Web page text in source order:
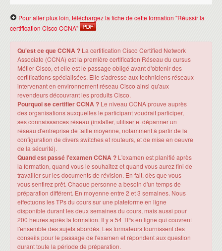
Pour aller plus loin, téléchargez la fiche de cette formation "Réussir la
certification Cisco CCNA"
Qu'est ce que CCNA ? La certification Cisco Certified Network
Associate (CCNA) est la première certification Réseau du cursus
Métier Cisco, et elle est le passage obligé avant d'obtenir des
certifications spécialisées. Elle s'adresse aux techniciens réseaux
intervenant en environnement réseau Cisco ainsi qu'aux
revendeurs découvrant les produits Cisco.
Pourquoi se certifier CCNA ? Le niveau CCNA prouve auprès
des organisations auxquelles le participant voudrait participer,
ses connaissances réseau (installer, utiliser et dépanner un
réseau d'entreprise de taille moyenne, notamment à partir de la
configuration de divers switches et routeurs, et de mise en oeuvre
de la sécurité).
Quand est passé l'examen CCNA ? L'examen est planifié après
la formation, quand vous le souhaitez et quand vous aurez fini de
travailler sur les documents de révision. En fait, dès que vous
vous sentirez prêt. Chaque personne a besoin d'un temps de
préparation différent. En moyenne entre 2 et 3 semaines. Nous
effectuons les TPs du cours sur une plateforme en ligne
disponible durant les deux semaines du cours, mais aussi pour
200 heures après la formation. Il y a 54 TPs en ligne qui couvrent
l'ensemble des sujets abordés. Les formateurs fournissent des
conseils pour le passage de l'examen et répondent aux question
durant toute la période de préparation.